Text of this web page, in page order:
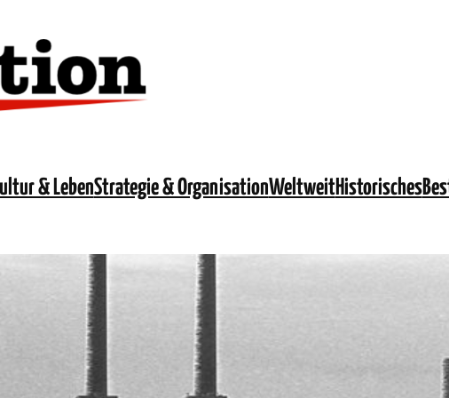
& LebenStrategie & OrganisationWeltweitHistorisches